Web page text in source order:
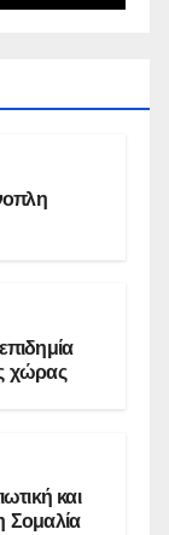
χώρας
και
Σομαλία